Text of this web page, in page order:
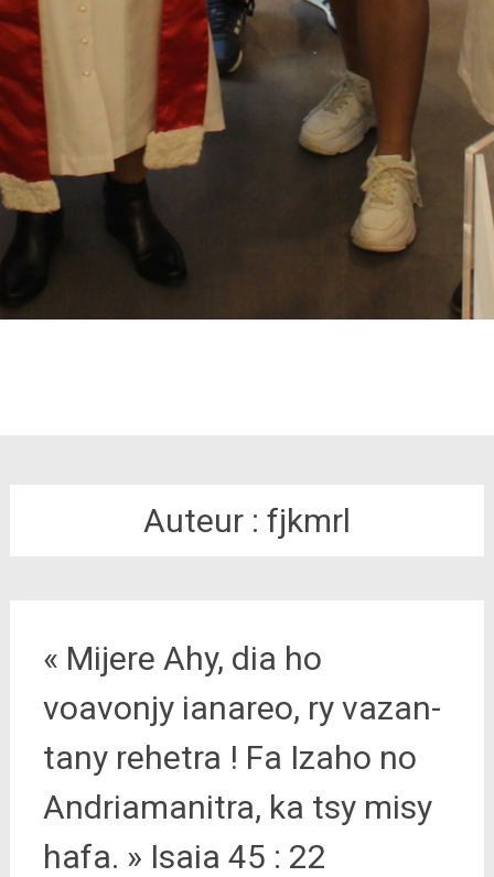
Auteur : fjkmrl
« Mijere Ahy, dia ho
voavonjy ianareo, ry vazan-
tany rehetra ! Fa Izaho no
Andriamanitra, ka tsy misy
hafa. » Isaia 45 : 22